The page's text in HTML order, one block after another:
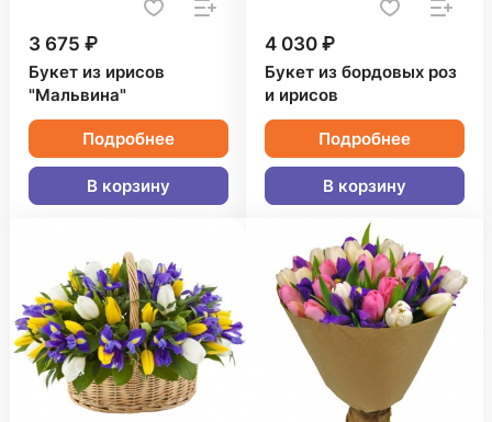
3 675 ₽
Букет из ирисов
"Мальвина"
Подробнее
В корзину
4 030 ₽
Букет из бордовых роз
и ирисов
Подробнее
В корзину